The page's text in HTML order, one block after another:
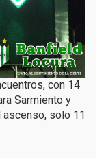
con 14
Sarmiento y
solo 11